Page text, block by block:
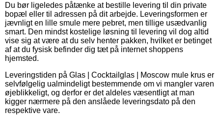
Du bør ligeledes påtænke at bestille levering til din private
bopæl eller til adressen på dit arbejde. Leveringsformen er
jævnligt en lille smule mere pebret, men tillige usædvanlig
smart. Den mindst kostelige løsning til levering vil dog altid
vise sig at være at du selv henter pakken, hvilket er betinget
af at du fysisk befinder dig tæt på internet shoppens
hjemsted.
Leveringstiden på Glas | Cocktailglas | Moscow mule krus er
selvfølgelig ualmindeligt bestemmende om vi mangler varen
øjeblikkeligt, og derfor er det aldeles væsentligt at man
kigger nærmere på den anslåede leveringsdato på den
respektive vare.